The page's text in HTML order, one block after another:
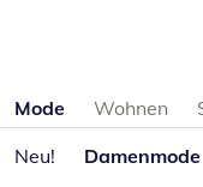
Produktkategorien
Mode Wohnen
Neu!
Damenmode